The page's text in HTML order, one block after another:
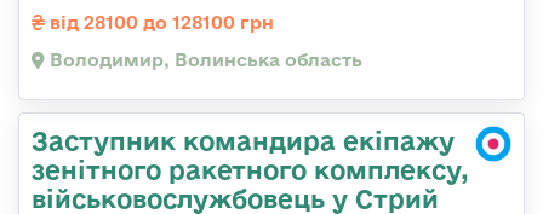
від 28100 до 128100 грн
Володимир, Волинська область
Заступник командира екіпажу
зенітного ракетного комплексу,
військовослужбовець у Стрий